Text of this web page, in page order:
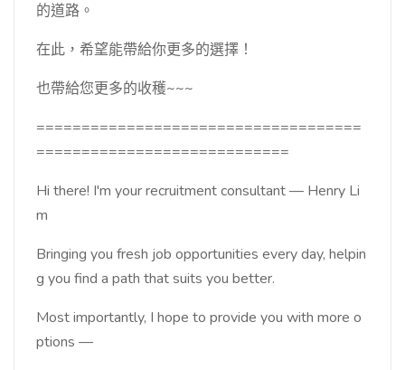
的道路。
在此，希望能帶給你更多的選擇！
也帶給您更多的收穫~~~
====================================
============================
Hi there! I'm your recruitment consultant — Henry Li
m
Bringing you fresh job opportunities every day, helpin
g you find a path that suits you better.
Most importantly, I hope to provide you with more o
ptions —